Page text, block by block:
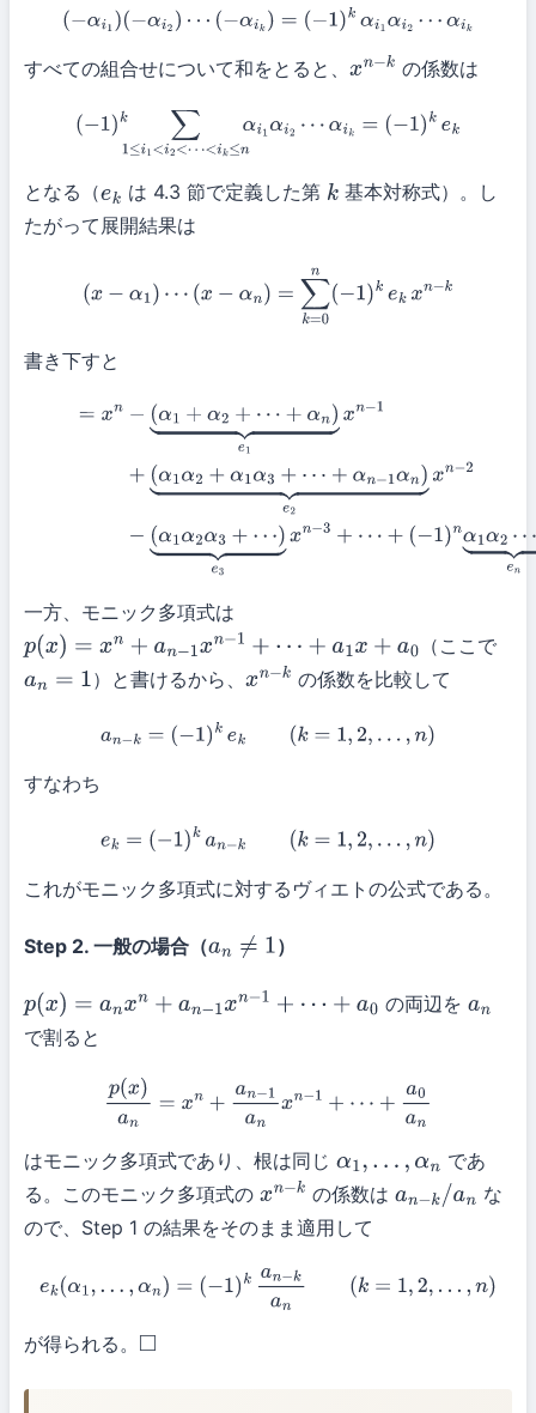
(−αi1)(− α 2 ) ⋯(−αik) =(− 1 )kα 1αi2⋯αik
すべての組合せについて和をとると、 xn− k の係数は
(−1) 1< <ik≤ nαi1 αi 2 ⋯α k=( −1)kek
となる（ek は 4.3 節で定義した第 k 基本対称式）。し
たがって展開結果は
α ( ∑ n(−1) ekxn
書き下すと
(10)= xn− (α1 +α2+⋯ +αn) ⏟e1x n−1 (11)
−(α
一方、モニック多項式は
p(x)= xn +an −1 xn−1+⋯ +a 1x+ a 0
（ここで
an=1 ）と書けるから、 xn− k の係数を比較して
an−k=( −1) k=1 ,2, …, n)
すなわち
ek=( −1)ka k=1 ,2, …, n)
これがモニック多項式に対するヴィエトの公式である。
Step 2. 一般の場合（an≠1 ）
p(x)= an xn+an −1 xn−1+⋯ a 0 の両辺を an
で割ると
p( =x + an−1a n−1 ⋯ a
はモニック多項式であり、根は同じ α1,…, α n
であ
る。このモニック多項式の xn− k の係数はan−k/an
な
ので、Step 1 の結果をそのまま適用して
e k(α1, …,α n)=( −1 kan−k =1,2 ,… n )
が得られる。 ◻